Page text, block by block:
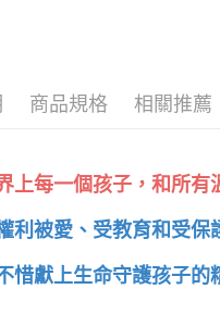
商品規格 相關推薦
上每一個孩子，和所有
利被愛、受教育和受保
惜獻上生命守護孩子的